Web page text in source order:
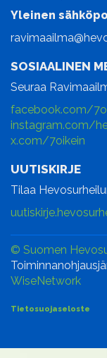
Yleinen
SOSIAALINEN
Seuraa
facebook.com/
instagram.com/
x.com/7oikein
UUTISKIRJE
Tilaa
© Suomen
WiseNetwork
Tietosuojaseloste